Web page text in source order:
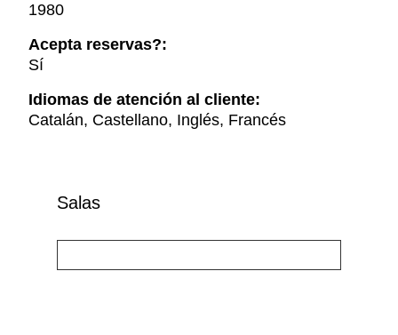
1980
Acepta reservas?:
Sí
Idiomas de atención al cliente:
Catalán, Castellano, Inglés, Francés
Salas